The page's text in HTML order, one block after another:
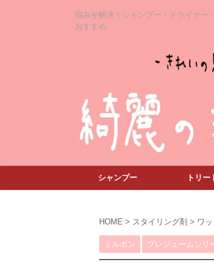
悩みを解決！シャンプー・ドライヤー
おすすめ
シャンプー トリー
HOME > スタイリング剤 > ワ
ミルボン プレジュームシリ